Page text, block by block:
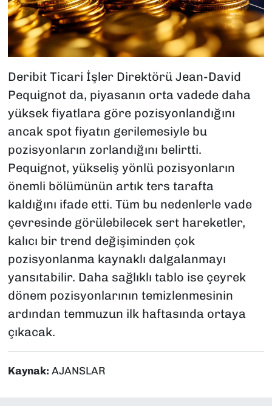
Deribit Ticari İşler Direktörü Jean-David
Pequignot da, piyasanın orta vadede daha
yüksek fiyatlara göre pozisyonlandığını
ancak spot fiyatın gerilemesiyle bu
pozisyonların zorlandığını belirtti.
Pequignot, yükseliş yönlü pozisyonların
önemli bölümünün artık ters tarafta
kaldığını ifade etti. Tüm bu nedenlerle vade
çevresinde görülebilecek sert hareketler,
kalıcı bir trend değişiminden çok
pozisyonlanma kaynaklı dalgalanmayı
yansıtabilir. Daha sağlıklı tablo ise çeyrek
dönem pozisyonlarının temizlenmesinin
ardından temmuzun ilk haftasında ortaya
çıkacak.
Kaynak: AJANSLAR